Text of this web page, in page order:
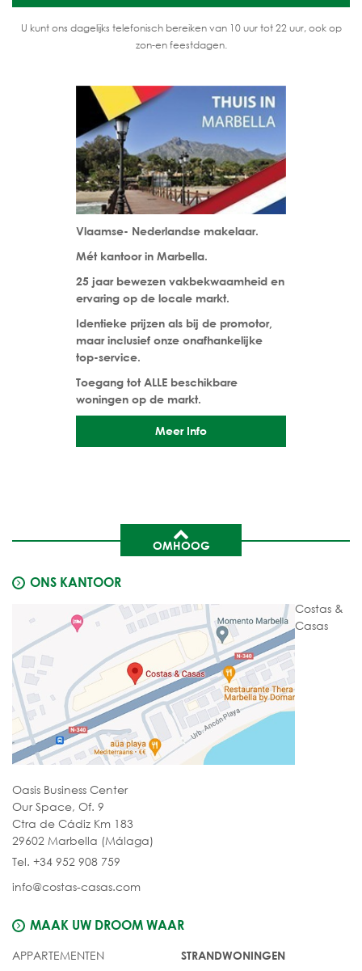
U kunt ons dagelijks telefonisch bereiken van 10 uur tot 22 uur, ook op
zon-en feestdagen.
Vlaamse- Nederlandse makelaar.
Mét kantoor in Marbella.
25 jaar bewezen vakbekwaamheid en
ervaring op de locale markt.
Identieke prijzen als bij de promotor,
maar inclusief onze onafhankelijke
top-service.
Toegang tot ALLE beschikbare
woningen op de markt.
Meer Info
OMHOOG
ONS KANTOOR
Costas &
Casas
Oasis Business Center
Our Space, Of. 9
Ctra de Cádiz Km 183
29602 Marbella (Málaga)
Tel. +34 952 908 759
info@costas-casas.com
MAAK UW DROOM WAAR
APPARTEMENTEN
STRANDWONINGEN